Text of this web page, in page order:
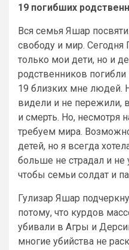
19 погибших
Вся семья Яшар
свободу и мир. Сегодня
только мои дети, но и
родственников погибли
19 близких мне людей.
видели и не пережили,
и смерть. Но, несмотря
требуем мира.
детей, но я всегда
больше не страдал и
чтобы семьи солдат и
Гулизар Яшар
потому, что курдов
убивали в Агры и
многие убийства не